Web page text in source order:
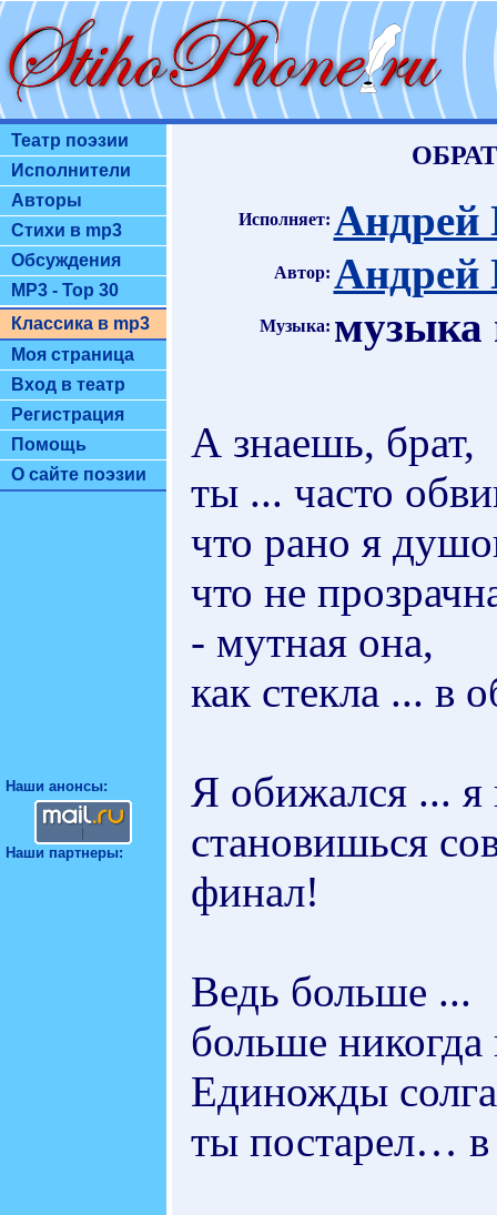
Театр поэзии
Исполнители
Авторы
Стихи в mp3
Обсуждения
MP3 - Top 30
Классика в mp3
Моя страница
Вход в театр
Регистрация
Помощь
О сайте поэзии
Наши анонсы:
Наши партнеры:
Исполняет: Андрей
Автор: Андрей
Музыка: музыка
А знаешь, брат,
ты ... часто
что рано я
что не
- мутная она,
как стекла ... в
Я обижался ... я
становишься
финал!
Ведь больше ...
больше
Единожды
ты постарел…